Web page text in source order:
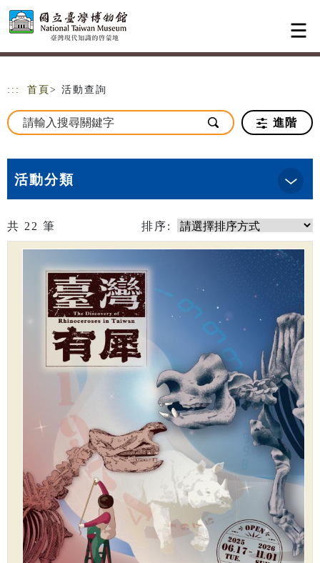
跳到主要內容
網站導覽
::: 首頁 > 活動查詢
進階
活動分類
共 22 筆 排序: